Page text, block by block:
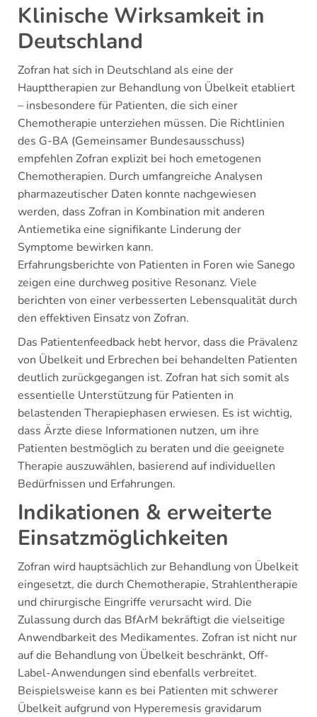
Klinische Wirksamkeit in
Deutschland
Zofran hat sich in Deutschland als eine der
Haupttherapien zur Behandlung von Übelkeit etabliert
– insbesondere für Patienten, die sich einer
Chemotherapie unterziehen müssen. Die Richtlinien
des G-BA (Gemeinsamer Bundesausschuss)
empfehlen Zofran explizit bei hoch emetogenen
Chemotherapien. Durch umfangreiche Analysen
pharmazeutischer Daten konnte nachgewiesen
werden, dass Zofran in Kombination mit anderen
Antiemetika eine signifikante Linderung der
Symptome bewirken kann.
Erfahrungsberichte von Patienten in Foren wie Sanego
zeigen eine durchweg positive Resonanz. Viele
berichten von einer verbesserten Lebensqualität durch
den effektiven Einsatz von Zofran.
Das Patientenfeedback hebt hervor, dass die Prävalenz
von Übelkeit und Erbrechen bei behandelten Patienten
deutlich zurückgegangen ist. Zofran hat sich somit als
essentielle Unterstützung für Patienten in
belastenden Therapiephasen erwiesen. Es ist wichtig,
dass Ärzte diese Informationen nutzen, um ihre
Patienten bestmöglich zu beraten und die geeignete
Therapie auszuwählen, basierend auf individuellen
Bedürfnissen und Erfahrungen.
Indikationen & erweiterte
Einsatzmöglichkeiten
Zofran wird hauptsächlich zur Behandlung von Übelkeit
eingesetzt, die durch Chemotherapie, Strahlentherapie
und chirurgische Eingriffe verursacht wird. Die
Zulassung durch das BfArM bekräftigt die vielseitige
Anwendbarkeit des Medikamentes. Zofran ist nicht nur
auf die Behandlung von Übelkeit beschränkt, Off-
Label-Anwendungen sind ebenfalls verbreitet.
Beispielsweise kann es bei Patienten mit schwerer
Übelkeit aufgrund von Hyperemesis gravidarum